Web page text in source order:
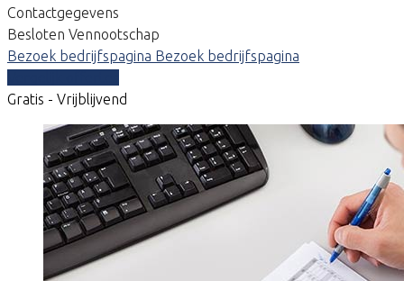
Contactgegevens
Besloten Vennootschap
Bezoek bedrijfspagina Bezoek bedrijfspagina
Gratis - Vrijblijvend